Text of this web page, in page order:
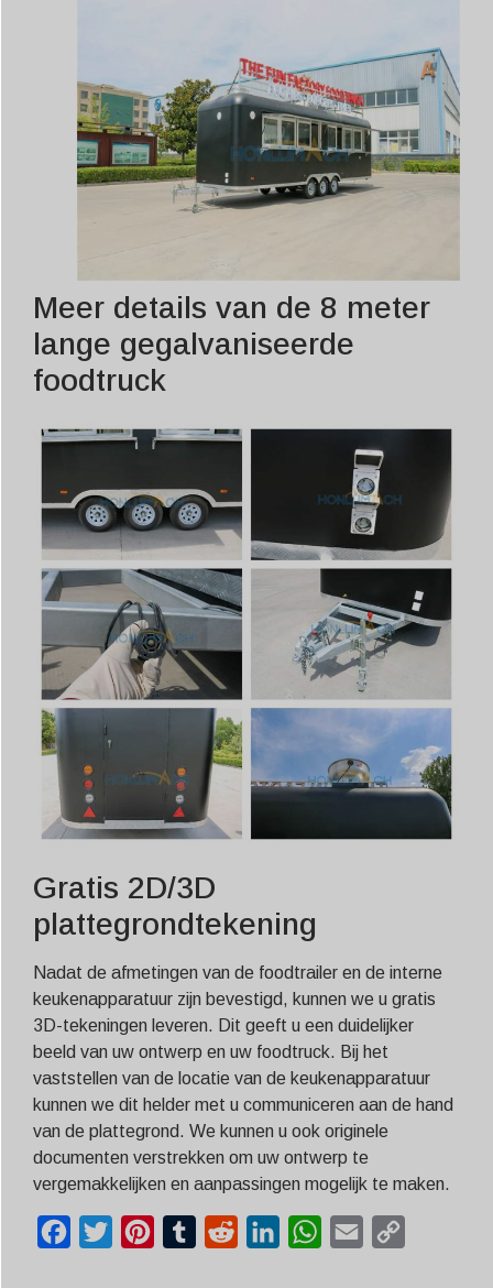
Meer details van de 8 meter
lange gegalvaniseerde
foodtruck
Gratis 2D/3D
plattegrondtekening
Nadat de afmetingen van de foodtrailer en de interne
keukenapparatuur zijn bevestigd, kunnen we u gratis
3D-tekeningen leveren. Dit geeft u een duidelijker
beeld van uw ontwerp en uw foodtruck. Bij het
vaststellen van de locatie van de keukenapparatuur
kunnen we dit helder met u communiceren aan de hand
van de plattegrond. We kunnen u ook originele
documenten verstrekken om uw ontwerp te
vergemakkelijken en aanpassingen mogelijk te maken.
Facebook
Twitter Pinterest
Tumblr Reddit LinkedInWhatsApp
Email